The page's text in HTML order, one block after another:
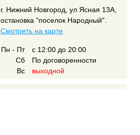
г. Нижний Новгород, ул Ясная 13А,
остановка "поселок Народный".
Смотреть на карте
Пн - Пт
с 12:00 до 20:00
Сб
По договоренности
Вс
выходной